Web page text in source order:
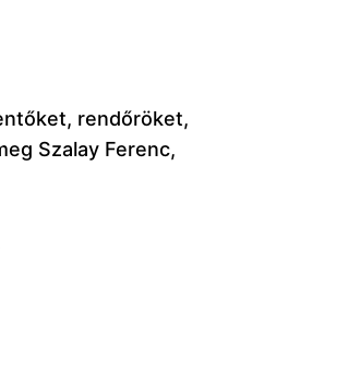
rendőröket,
Szalay Ferenc,